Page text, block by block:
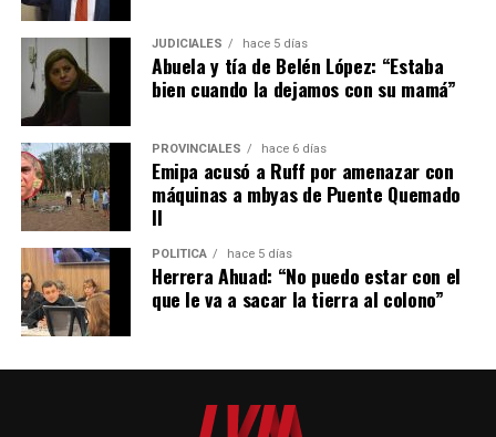
JUDICIALES hace 5 días
Abuela y tía de Belén López: “Estaba
bien cuando la dejamos con su mamá”
PROVINCIALES hace 6 días
Emipa acusó a Ruff por amenazar con
máquinas a mbyas de Puente Quemado
II
POLÍTICA hace 5 días
Herrera Ahuad: “No puedo estar con el
que le va a sacar la tierra al colono”